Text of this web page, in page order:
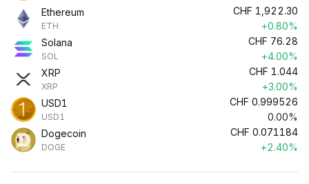
Ethereum
ETH
CHF 1,922.30
+0.80%
Solana
SOL
CHF 76.28
+4.00%
XRP
XRP
CHF 1.044
+3.00%
USD1
USD1
CHF 0.999526
0.00%
Dogecoin
DOGE
CHF 0.071184
+2.40%